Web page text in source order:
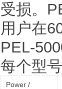
受损。
用户在
PEL-
每个型
Power /